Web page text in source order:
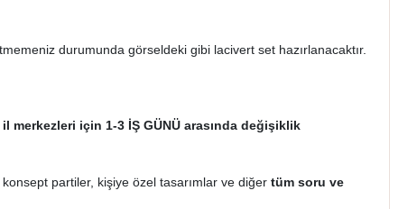
durumunda görseldeki gibi lacivert set hazırlanacaktır.
merkezleri için 1-3 İŞ GÜNÜ arasında değişiklik
partiler, kişiye özel tasarımlar ve diğertüm soru ve